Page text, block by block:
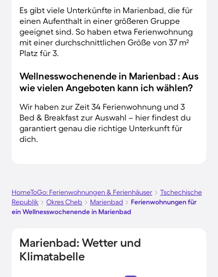
Es gibt viele Unterkünfte in Marienbad, die für
einen Aufenthalt in einer größeren Gruppe
geeignet sind. So haben etwa Ferienwohnung
mit einer durchschnittlichen Größe von 37 m²
Platz für 3.
Wellnesswochenende in Marienbad : Aus
wie vielen Angeboten kann ich wählen?
Wir haben zur Zeit 34 Ferienwohnung und 3
Bed & Breakfast zur Auswahl – hier findest du
garantiert genau die richtige Unterkunft für
dich.
HomeToGo: Ferienwohnungen & Ferienhäuser
Tschechische
Republik
Okres Cheb Marienbad
Ferienwohnungen für
ein Wellnesswochenende in Marienbad
Marienbad: Wetter und
Klimatabelle